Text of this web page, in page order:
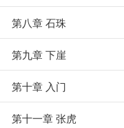
第八章 石珠
第九章 下崖
第十章 入门
第十一章 张虎